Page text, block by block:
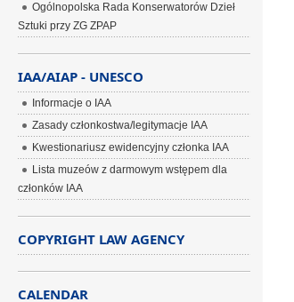
Ogólnopolska Rada Konserwatorów Dzieł
Sztuki przy ZG ZPAP
IAA/AIAP - UNESCO
Informacje o IAA
Zasady członkostwa/legitymacje IAA
Kwestionariusz ewidencyjny członka IAA
Lista muzeów z darmowym wstępem dla
członków IAA
COPYRIGHT LAW AGENCY
CALENDAR